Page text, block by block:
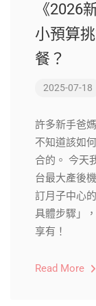
《2026
小預算
餐？
2025-07-18
許多新手爸
不知道該如
合的。 今天
台最大產後
訂月子中心
具體步驟」
享有！
Read More